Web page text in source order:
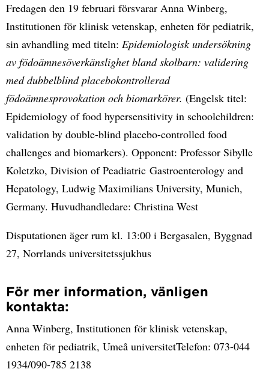
Fredagen den 19 februari försvarar Anna Winberg,
Institutionen för klinisk vetenskap, enheten för pediatrik,
sin avhandling med titeln: Epidemiologisk undersökning
av födoämnesöverkänslighet bland skolbarn: validering
med dubbelblind placebokontrollerad
födoämnesprovokation och biomarkörer. (Engelsk titel:
Epidemiology of food hypersensitivity in schoolchildren:
validation by double-blind placebo-controlled food
challenges and biomarkers). Opponent: Professor Sibylle
Koletzko, Division of Peadiatric Gastroenterology and
Hepatology, Ludwig Maximilians University, Munich,
Germany. Huvudhandledare: Christina West
Disputationen äger rum kl. 13:00 i Bergasalen, Byggnad
27, Norrlands universitetssjukhus
För mer information, vänligen
kontakta:
Anna Winberg, Institutionen för klinisk vetenskap,
enheten för pediatrik, Umeå universitetTelefon: 073-044
1934/090-785 2138